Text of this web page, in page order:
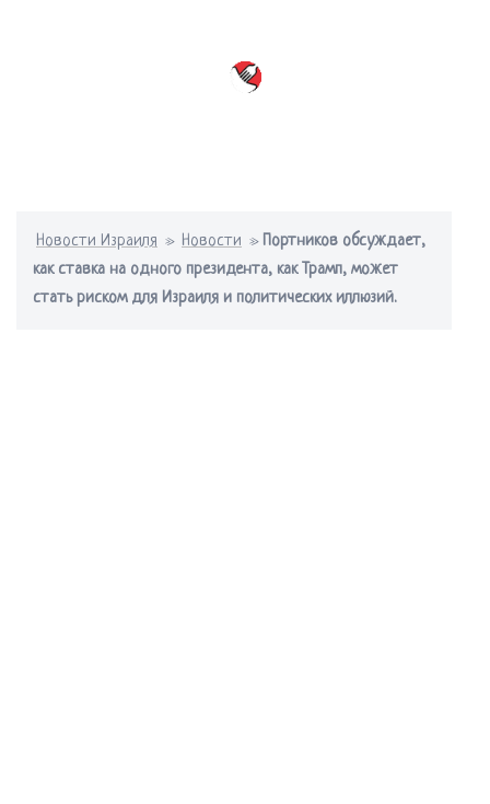
Новости Израиля » Новости » Портников обсуждает,
как ставка на одного президента, как Трамп, может
стать риском для Израиля и политических иллюзий.